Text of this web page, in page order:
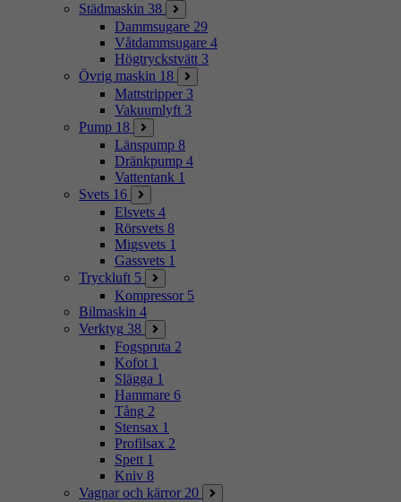
Städmaskin 38
Dammsugare 29
Våtdammsugare 4
Högtryckstvätt 3
Övrig maskin 18
Mattstripper 3
Vakuumlyft 3
Pump 18
Länspump 8
Dränkpump 4
Vattentank 1
Svets 16
Elsvets 4
Rörsvets 8
Migsvets 1
Gassvets 1
Tryckluft 5
Kompressor 5
Bilmaskin 4
Verktyg 38
Fogspruta 2
Kofot 1
Slägga 1
Hammare 6
Tång 2
Stensax 1
Profilsax 2
Spett 1
Kniv 8
Vagnar och kärror 20